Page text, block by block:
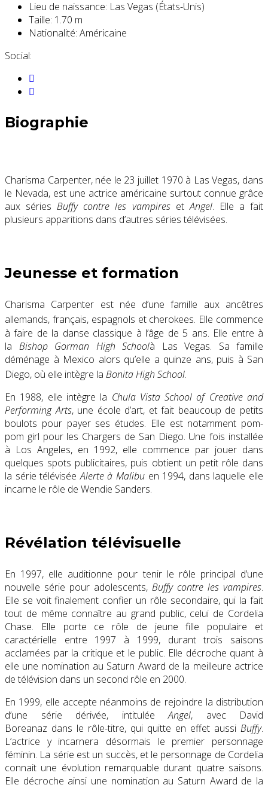
Lieu de naissance: Las Vegas (États-Unis)
Taille: 1.70 m
Nationalité: Américaine
Social:
Biographie
Charisma Carpenter, née le 23 juillet 1970 à Las Vegas, dans
le Nevada, est une actrice américaine surtout connue grâce
aux sériesBuffy contre les vampiresetAngel. Elle a fait
plusieurs apparitions dans d’autres séries télévisées.
Jeunesse et formation
Charisma Carpenter est née d’une famille aux ancêtres
allemands, français, espagnols et cherokees. Elle commence
à faire de la danse classique à l’âge de 5 ans. Elle entre à
la Bishop Gorman High Schoolà Las Vegas. Sa famille
déménage à Mexico alors qu’elle a quinze ans, puis à San
Diego, où elle intègre la Bonita High School.
En 1988, elle intègre la Chula Vista School of Creative and
Performing Arts, une école d’art, et fait beaucoup de petits
boulots pour payer ses études. Elle est notamment pom-
pom girl pour les Chargers de San Diego. Une fois installée
à Los Angeles, en 1992, elle commence par jouer dans
quelques spots publicitaires, puis obtient un petit rôle dans
la série téléviséeAlerte à Malibu en 1994, dans laquelle elle
incarne le rôle de Wendie Sanders.
Révélation télévisuelle
En 1997, elle auditionne pour tenir le rôle principal d’une
nouvelle série pour adolescents, Buffy contre les vampires.
Elle se voit finalement confier un rôle secondaire, qui la fait
tout de même connaître au grand public, celui de Cordelia
Chase. Elle porte ce rôle de jeune fille populaire et
caractérielle entre 1997 à 1999, durant trois saisons
acclamées par la critique et le public. Elle décroche quant à
elle une nomination au Saturn Award de la meilleure actrice
de télévision dans un second rôle en 2000.
En 1999, elle accepte néanmoins de rejoindre la distribution
d’une série dérivée, intituléeAngel, avec David
Boreanaz dans le rôle-titre, qui quitte en effet aussi Buffy.
L’actrice y incarnera désormais le premier personnage
féminin. La série est un succès, et le personnage de Cordelia
connait une évolution remarquable durant quatre saisons.
Elle décroche ainsi une nomination au Saturn Award de la